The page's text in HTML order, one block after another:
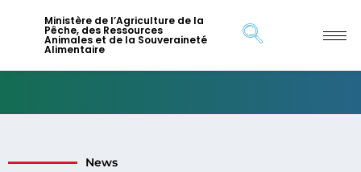
Ministère de l’Agriculture de la
Pêche, des Ressources
Animales et de la Souveraineté
Alimentaire
News